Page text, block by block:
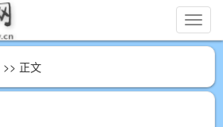
切
换
>> 正文